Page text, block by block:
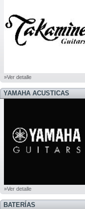
»Ver detalle
YAMAHA ACUSTICAS
»Ver detalle
BATERÍAS